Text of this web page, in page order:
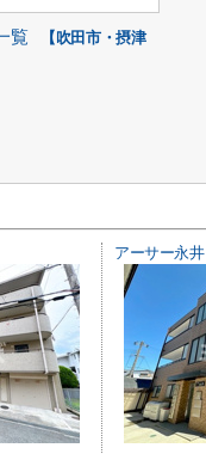
覧
【吹田市・摂津
アーサー永井